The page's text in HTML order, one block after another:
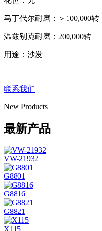
马丁代尔耐磨：＞100,000转
温兹别克耐磨：200,000转
用途：沙发
联系我们
New Products
最新产品
VW-21932
G8801
G8816
G8821
X115